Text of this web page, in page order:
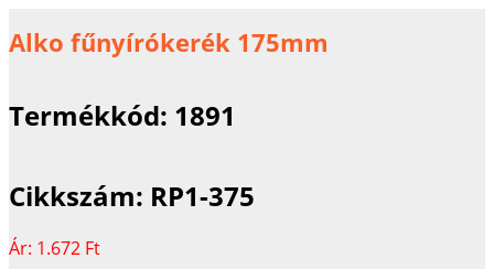
Alko fűnyírókerék 175mm
Termékkód: 1891
Cikkszám: RP1-375
Ár: 1.672 Ft